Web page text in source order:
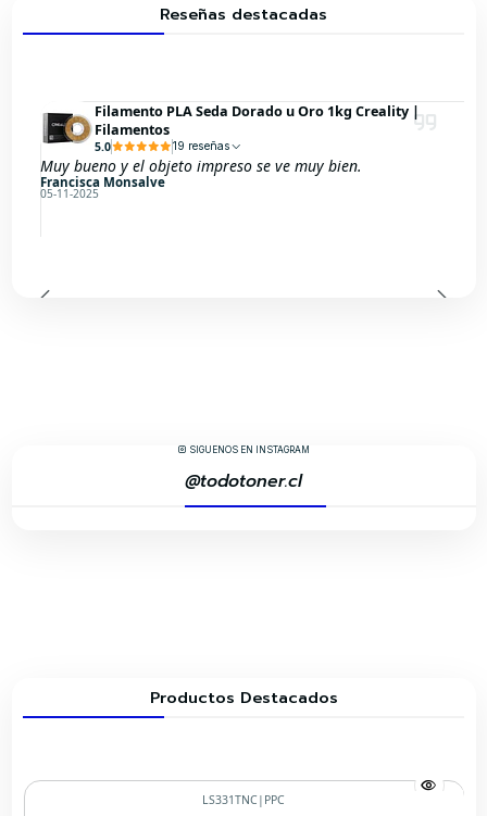
Reseñas destacadas
Filamento PLA Seda Dorado u Oro 1kg Creality |
Filamentos
5.0 19 reseñas
Muy bueno y el objeto impreso se ve muy bien.
Francisca Monsalve
05-11-2025
SÍGUENOS EN INSTAGRAM
@todotoner.cl
Productos Destacados
LS331TNC | PPC